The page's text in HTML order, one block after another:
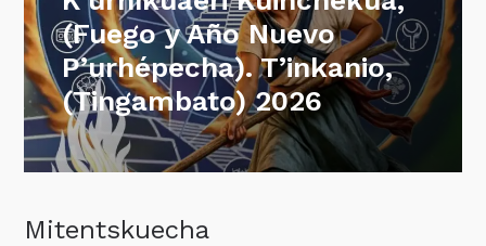
Mitentskuecha
(Fuego y Año Nuevo
P’urhépecha). T’inkanio,
(Tingambato) 2026